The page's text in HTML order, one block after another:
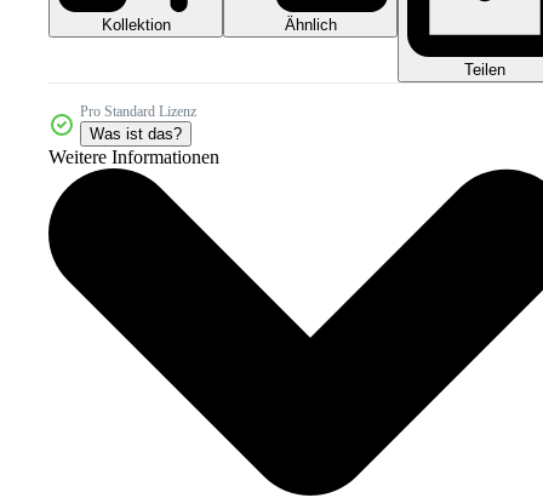
Kollektion Ähnlich
Teilen
Pro Standard Lizenz
Was ist das?
Weitere Informationen